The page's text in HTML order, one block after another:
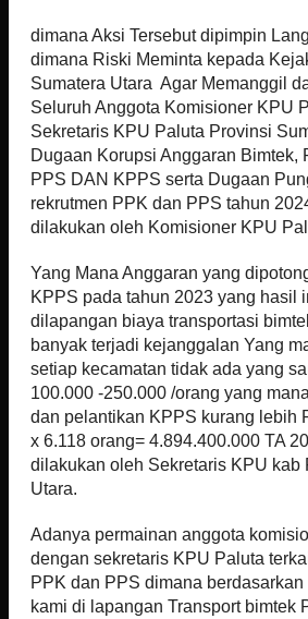
dimana Aksi Tersebut dipimpin
dimana Riski Meminta kepada
Sumatera Utara Agar Memanggil
Seluruh Anggota Komisioner KPU
Sekretaris KPU Paluta Provinsi
Dugaan Korupsi Anggaran Bimtek,
PPS DAN KPPS serta Dugaan
rekrutmen PPK dan PPS tahun
dilakukan oleh Komisioner KPU
Yang Mana Anggaran yang
KPPS pada tahun 2023 yang hasil
dilapangan biaya transportasi
banyak terjadi kejanggalan Yang
setiap kecamatan tidak ada yang
100.000 -250.000 /orang yang
dan pelantikan KPPS kurang lebih
x 6.118 orang= 4.894.400.000 TA
dilakukan oleh Sekretaris KPU kab
Utara.
Adanya permainan anggota
dengan sekretaris KPU Paluta
PPK dan PPS dimana
kami di lapangan Transport bimtek